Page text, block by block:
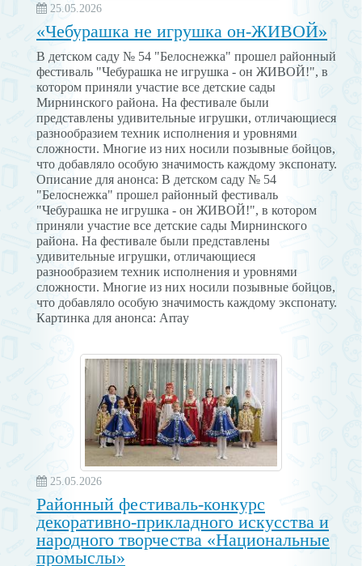
25.05.2026
«Чебурашка не игрушка он-ЖИВОЙ»
В детском саду № 54 "Белоснежка" прошел районный
фестиваль "Чебурашка не игрушка - он ЖИВОЙ!", в
котором приняли участие все детские сады
Мирнинского района. На фестивале были
представлены удивительные игрушки, отличающиеся
разнообразием техник исполнения и уровнями
сложности. Многие из них носили позывные бойцов,
что добавляло особую значимость каждому экспонату.
Описание для анонса: В детском саду № 54
"Белоснежка" прошел районный фестиваль
"Чебурашка не игрушка - он ЖИВОЙ!", в котором
приняли участие все детские сады Мирнинского
района. На фестивале были представлены
удивительные игрушки, отличающиеся
разнообразием техник исполнения и уровнями
сложности. Многие из них носили позывные бойцов,
что добавляло особую значимость каждому экспонату.
Картинка для анонса: Array
25.05.2026
Районный фестиваль-конкурс
декоративно-прикладного искусства и
народного творчества «Национальные
промыслы»